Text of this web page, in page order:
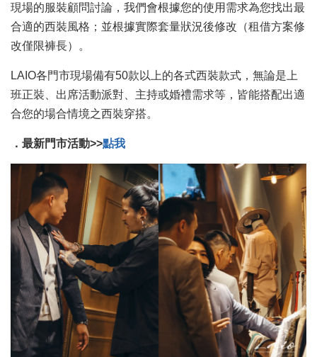
現場的服裝顧問討論，我們會根據您的使用需求為您找出最
合適的西裝風格；並根據實際套量狀況後修改（租借方案修
改僅限褲長）。
LAIO各門市現場備有50款以上的各式西裝款式，無論是上
班正裝、出席活動派對、主持或婚禮需求等，皆能搭配出適
合您的場合情境之西裝穿搭。
．最新門市活動>>點我